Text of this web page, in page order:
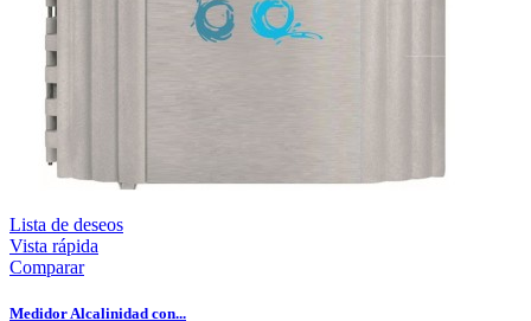
Lista de deseos
Vista rápida
Comparar
Medidor Alcalinidad con...